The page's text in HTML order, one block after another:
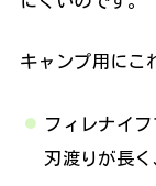
キャンプ用にこ
フィレナイ
刃渡りが長く